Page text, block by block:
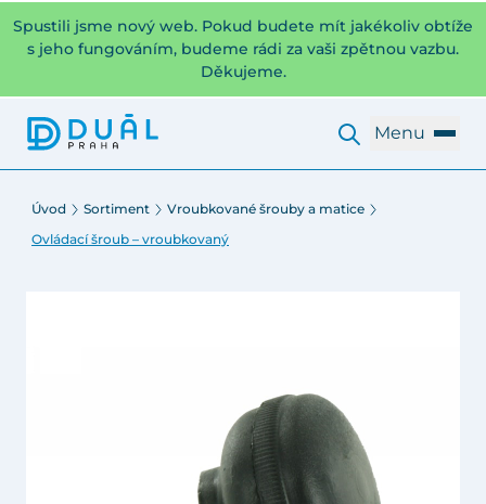
Spustili jsme nový web. Pokud budete mít jakékoliv obtíže
s jeho fungováním, budeme rádi za vaši zpětnou vazbu.
Děkujeme.
Menu
Úvod Sortiment
Vroubkované šrouby a matice
Ovládací šroub – vroubkovaný